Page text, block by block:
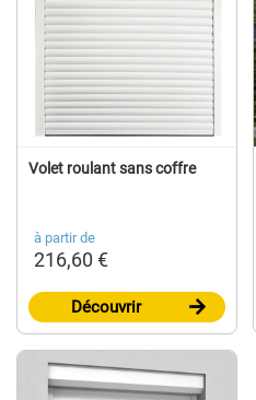
Volet roulant sans coffre
à partir de
216,60 €
Découvrir